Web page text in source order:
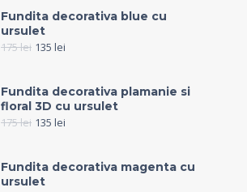
Fundita decorativa blue cu
ursulet
175lei 135 lei
Fundita decorativa plamanie si
floral 3D cu ursulet
175lei 135 lei
Fundita decorativa magenta cu
ursulet